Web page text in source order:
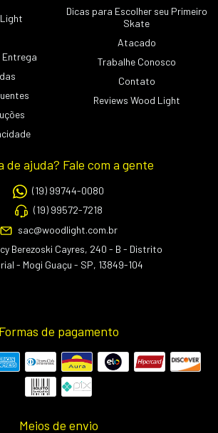
Entrega
Dicas para Escolher seu Primeiro
Skate
Atacado
Trabalhe Conosco
Contato
Reviews Wood Light
de ajuda? Fale com a gente
(19) 99744-0080
(19) 99572-7218
sac@woodlight.com.br
Berezoski Cayres, 240 - B - Distrito
- Mogi Guaçu - SP, 13849-104
Formas de pagamento
Meios de envio